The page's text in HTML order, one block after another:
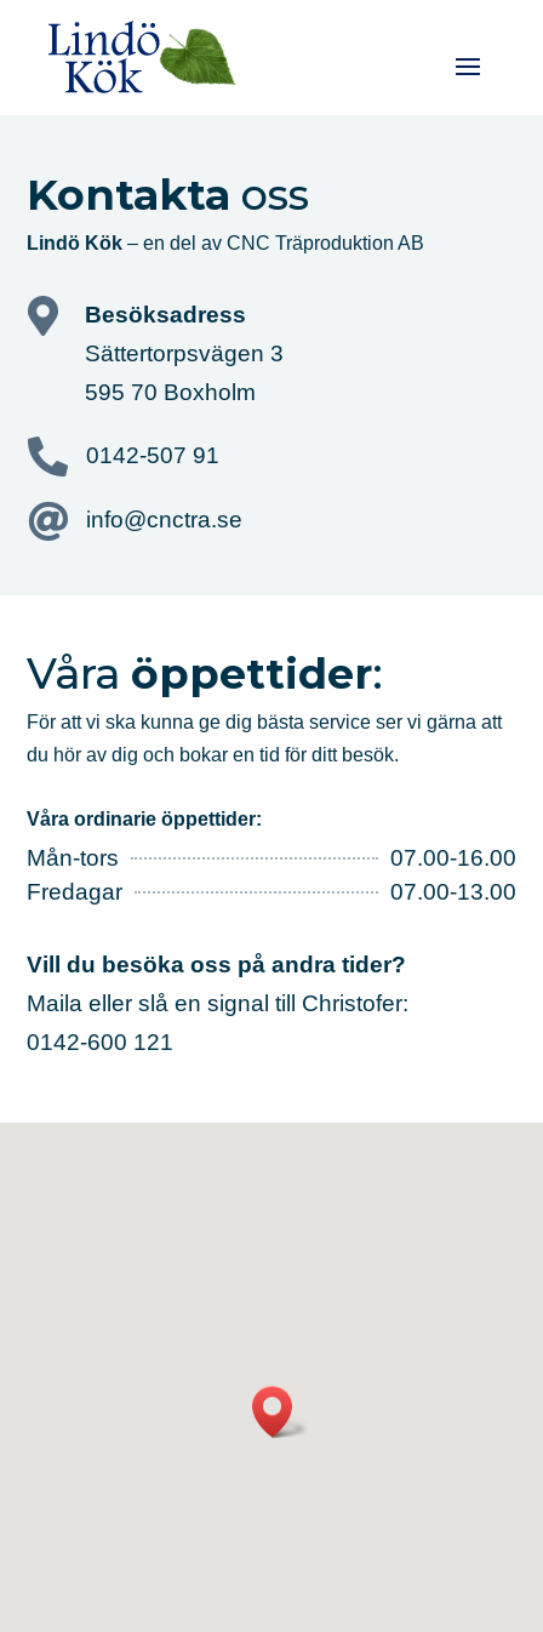
Kontakta oss
Lindö Kök – en del av CNC Träproduktion AB

Besöksadress
Sättertorpsvägen 3
595 70 Boxholm
 0142-507 91
 info@cnctra.se
Våra öppettider:
För att vi ska kunna ge dig bästa service ser vi gärna att
du hör av dig och bokar en tid för ditt besök.
Våra ordinarie öppettider:
Mån-tors
07.00-16.00
Fredagar
07.00-13.00
Vill du besöka oss på andra tider?
Maila eller slå en signal till Christofer:
0142-600 121